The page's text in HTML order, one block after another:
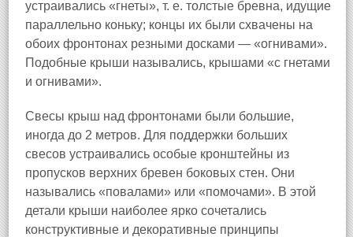
устраивались «гнеты», т. е. толстые бревна, идущие
параллельно коньку; концы их были схвачены на
обоих фронтонах резными досками — «огнивами».
Подобные крыши назывались, крышами «с гнетами
и огнивами».
Свесы крыш над фронтонами были большие,
иногда до 2 метров. Для поддержки больших
свесов устраивались особые кронштейны из
пропусков верхних бревен боковых стен. Они
назывались «повалами» или «помочами». В этой
детали крыши наиболее ярко сочетались
конструктивные и декоративные принципы